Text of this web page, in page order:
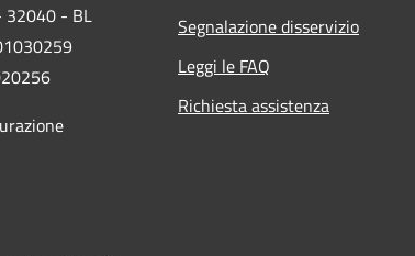
32040 - BL
Segnalazione disservizio
Leggi le FAQ
Richiesta assistenza